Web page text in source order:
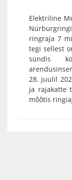
Elektriline
ringraja 7
tegi sellest
sündis
28. juulil
ja rajakatte
mõõtis